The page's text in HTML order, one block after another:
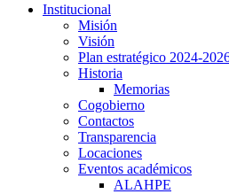
Institucional
Misión
Visión
Plan estratégico 2024-
Historia
Memorias
Cogobierno
Contactos
Transparencia
Locaciones
Eventos académicos
ALAHPE